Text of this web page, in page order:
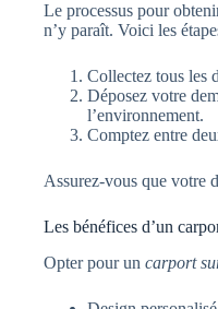
Le processus pour
n’y paraît. Voici les
Collectez tous les
Déposez votre
l’environnement.
Comptez entre
Assurez-vous que votre
Les bénéfices d’un
Opter pour un carport